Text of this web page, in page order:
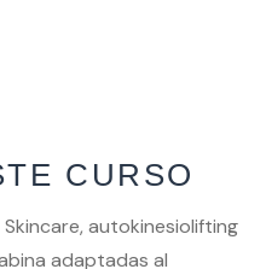
CURSO
autokinesiolifting
adaptadas al